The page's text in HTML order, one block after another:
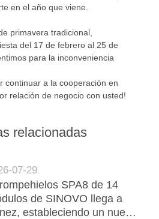
en el año que viene.
primavera tradicional,
del 17 de febrero al 25 de
para la inconveniencia
continuar a la cooperación en
relación de negocio con usted!
relacionadas
07-29
SPA8 de 14
de SINOVO llega a
estableciendo un nuevo